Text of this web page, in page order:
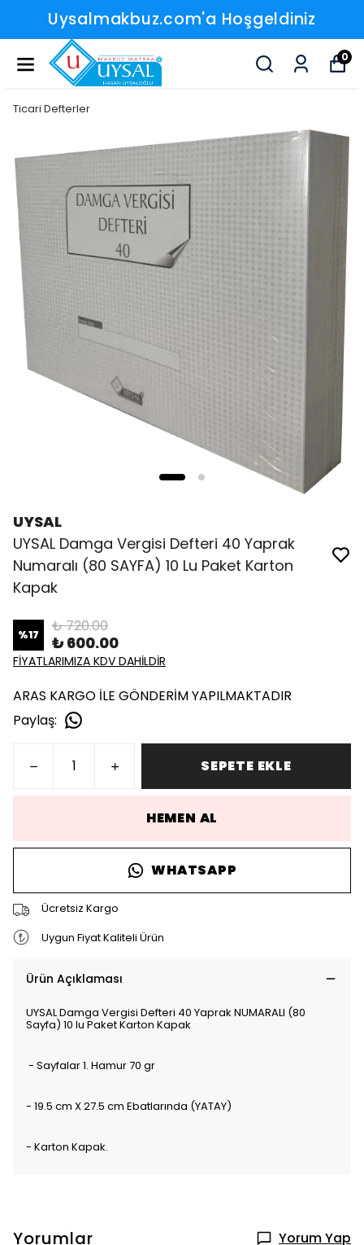
Uysalmakbuz.com'a Hoşgeldiniz
0
Ticari Defterler
UYSAL
UYSAL Damga Vergisi Defteri 40 Yaprak
Numaralı (80 SAYFA) 10 Lu Paket Karton
Kapak
%17 ₺ 720.00
₺ 600.00
FİYATLARIMIZA KDV DAHİLDİR
ARAS KARGO İLE GÖNDERİM YAPILMAKTADIR
Paylaş:
SEPETE EKLE
HEMEN AL
WHATSAPP
Ücretsiz Kargo
Uygun Fiyat Kaliteli Ürün
Ürün Açıklaması
UYSAL Damga Vergisi Defteri 40 Yaprak NUMARALI (80
Sayfa) 10 lu Paket Karton Kapak
- Sayfalar 1. Hamur 70 gr
- 19.5 cm X 27.5 cm Ebatlarında (YATAY)
- Karton Kapak.
Yorumlar Yorum Yap